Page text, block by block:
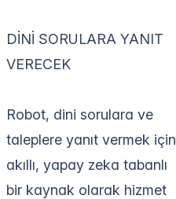
DİNİ SORULARA YANIT
VERECEK
Robot, dini sorulara ve
taleplere yanıt vermek için
akıllı, yapay zeka tabanlı
bir kaynak olarak hizmet